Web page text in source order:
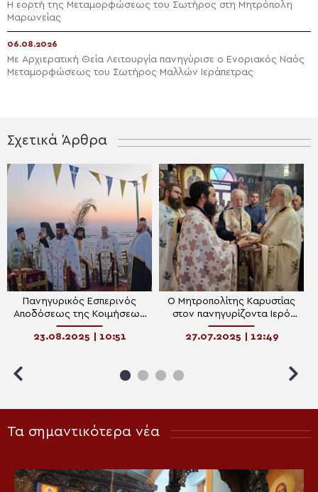
Η εορτή της Μεταμορφώσεως του Σωτήρος στη Μητρόπολη
Μαρωνείας
06.08.2026
Με Αρχιερατική Θεία Λειτουργία πανηγύρισε ο Ενοριακός Ναός
Μεταμορφώσεως του Σωτήρος Μαλλών Ιεράπετρας
Σχετικά Άρθρα
Πανηγυρικός Εσπερινός
Αποδόσεως της Κοιμήσεως
της Θεοτόκου στην Κακιά
Σκάλα Αλιβερίου
23.08.2025 | 10:51
Ο Μητροπολίτης Καρυστίας
στον πανηγυρίζοντα Ιερό
Ναό Αγίας Παρασκευής
Βέλους Αλιβερίου
27.07.2025 | 12:49
Τα σημαντικότερα νέα